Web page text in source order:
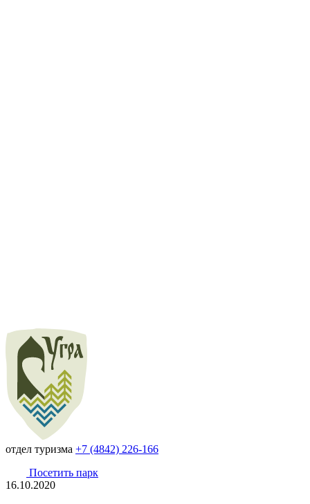
отдел туризма +7 (4842) 226-166
Посетить парк
16.10.2020